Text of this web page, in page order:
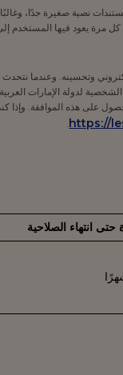
نصية صغيرة جدًا،
مرة يعود فيها المستخدم
وتحسينه. وعندما
لدولة الإمارات
على هذه الموافقة.
https://
.
حتى انتهاء الصلاحية